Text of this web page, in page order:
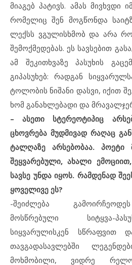
მიაგებ პატივს. ამას მივხვდი
რომელიც შენ მოგწონდა
ლექსს ვგულისხმობ და არა
შემოქმედებას. ეს სავსებით
ამ შეკითხვაზე პასუხის
გიპასუხებ: რადგან
ტოლობის ნიშანი დასვი, იქით
ხომ განახლებადი და
– ასეთი სტერეოტიპიც
ცხოვრება მუდმივად რაღაც
ტალღაზე არსებობაა. პოეტი
შეყვარებული, ახალი
სავსე უნდა იყოს. რამდენად
ყოველივე ეს?
-შეიძლება
მოსწრებული სიტყვა-
სიყვარულისკენ
თავგადასავლებში
მოხმობილი, ვიდრე